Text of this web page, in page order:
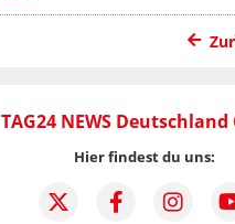
TAG24 NEWS Deutschland
Hier findest du uns: